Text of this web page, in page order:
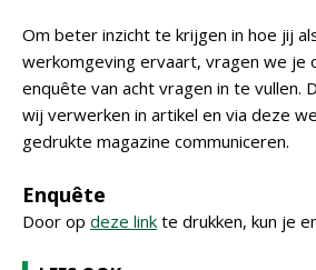
Om beter inzicht te krijgen in hoe jij
werkomgeving ervaart, vragen we je
enquête van acht vragen in te vullen.
wij verwerken in artikel en via deze
gedrukte magazine communiceren.
Enquête
Door op deze link te drukken, kun je